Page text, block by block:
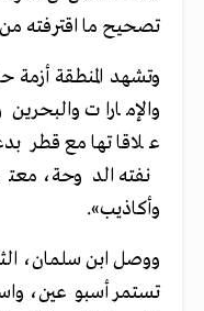
تصحيح ما اقترفته
وتشهد المنطقة
علاقاتها مع قطر
نفته الدوحة،
وأكاذيب».
ووصل ابن سلمان،
تستمر أسبوعين،